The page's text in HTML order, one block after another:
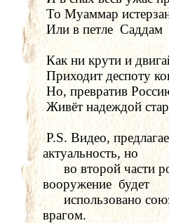
То Муаммар
Или в петле  Саддам
Как ни крути и
Приходит деспоту
Но, превратив
Живёт надеждой
P.S. Видео,
актуальность, но
во второй части
вооружение  будет
использовано
врагом.